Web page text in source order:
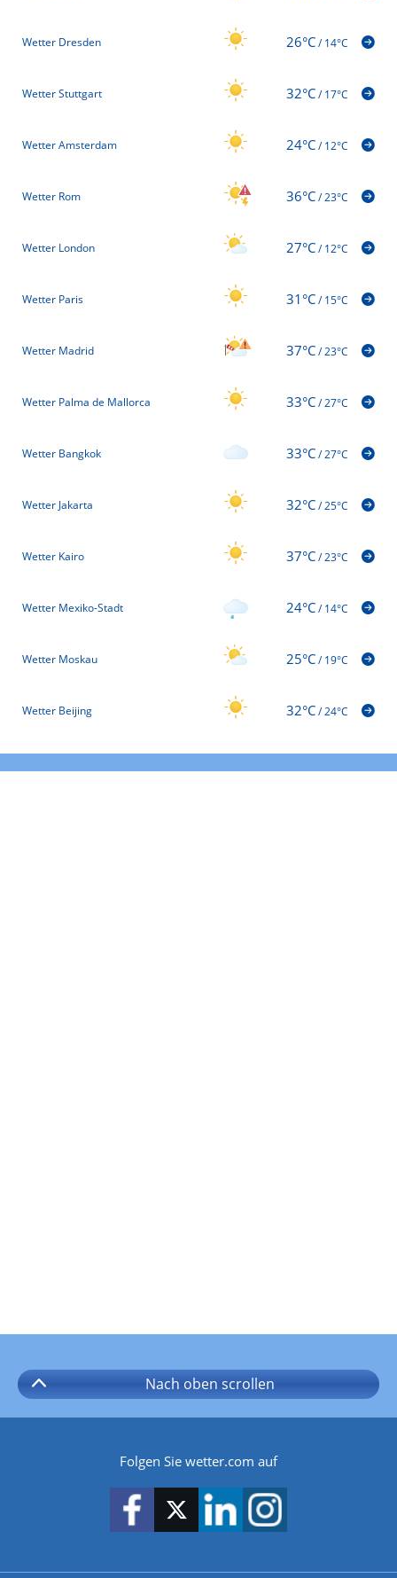
Wetter Dresden 26°C/14°C
Wetter Stuttgart 32°C/17°C
Wetter Amsterdam 24°C/12°C
Wetter Rom 36°C/23°C
Wetter London 27°C/12°C
Wetter Paris 31°C/15°C
Wetter Madrid 37°C/23°C
Wetter Palma de Mallorca 33°C/27°C
Wetter Bangkok 33°C/27°C
Wetter Jakarta 32°C/25°C
Wetter Kairo 37°C/23°C
Wetter Mexiko-Stadt 24°C/14°C
Wetter Moskau 25°C/19°C
Wetter Beijing 32°C/24°C
Nach oben scrollen
Folgen Sie wetter.com auf